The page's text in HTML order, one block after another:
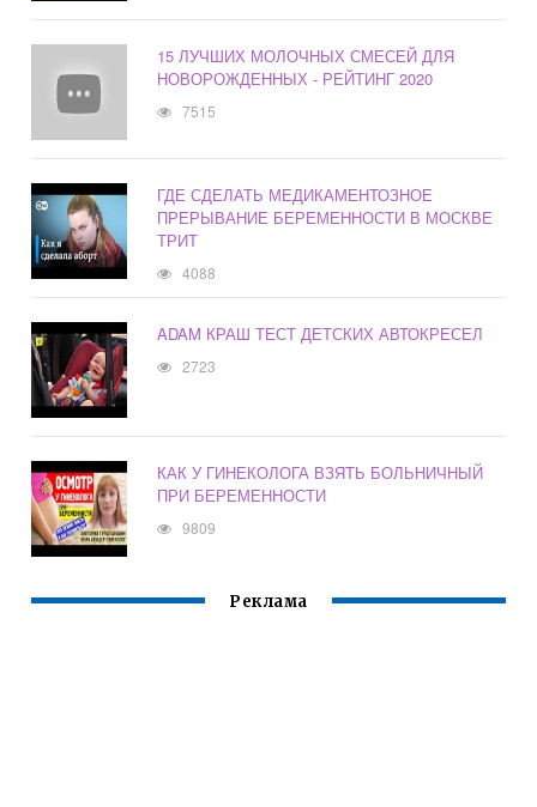
15 ЛУЧШИХ МОЛОЧНЫХ СМЕСЕЙ ДЛЯ
НОВОРОЖДЕННЫХ - РЕЙТИНГ 2020
7515
ГДЕ СДЕЛАТЬ МЕДИКАМЕНТОЗНОЕ
ПРЕРЫВАНИЕ БЕРЕМЕННОСТИ В МОСКВЕ
ТРИТ
4088
ADAM КРАШ ТЕСТ ДЕТСКИХ АВТОКРЕСЕЛ
2723
КАК У ГИНЕКОЛОГА ВЗЯТЬ БОЛЬНИЧНЫЙ
ПРИ БЕРЕМЕННОСТИ
9809
Реклама